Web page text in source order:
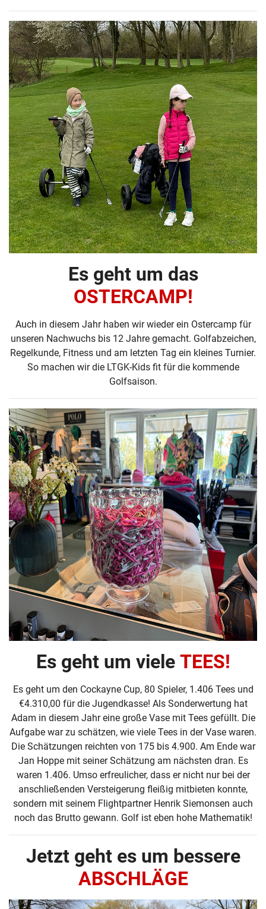
Es geht um das
OSTERCAMP!
Auch in diesem Jahr haben wir wieder ein Ostercamp für
unseren Nachwuchs bis 12 Jahre gemacht. Golfabzeichen,
Regelkunde, Fitness und am letzten Tag ein kleines Turnier.
So machen wir die LTGK-Kids fit für die kommende
Golfsaison.
Es geht um viele TEES!
Es geht um den Cockayne Cup, 80 Spieler, 1.406 Tees und
€4.310,00 für die Jugendkasse! Als Sonderwertung hat
Adam in diesem Jahr eine große Vase mit Tees gefüllt. Die
Aufgabe war zu schätzen, wie viele Tees in der Vase waren.
Die Schätzungen reichten von 175 bis 4.900. Am Ende war
Jan Hoppe mit seiner Schätzung am nächsten dran. Es
waren 1.406. Umso erfreulicher, dass er nicht nur bei der
anschließenden Versteigerung fleißig mitbieten konnte,
sondern mit seinem Flightpartner Henrik Siemonsen auch
noch das Brutto gewann. Golf ist eben hohe Mathematik!
Jetzt geht es um bessere
ABSCHLÄGE